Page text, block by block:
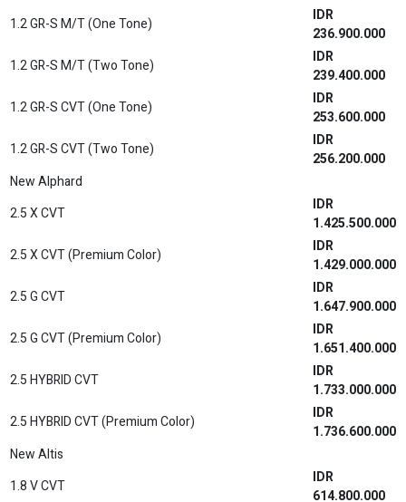
IDR
820.400.000
IDR
823.500.000
IDR
957.700.000
IDR
2.5 L A/T HYBRID
IDR
973.300.000
2.5 L A/T HYBRID (Premium Color)
IDR
976.400.000
IDR
650.100.000
IDR
650.100.000
IDR
666.000.000
2.8 VRZ WITH GR PARTS AERO PACKAGE TSS 4X2
A/T ONE TONE (Non Premium Color)
IDR
A/T TWO TONE (Premium Color)
IDR
681.600.000